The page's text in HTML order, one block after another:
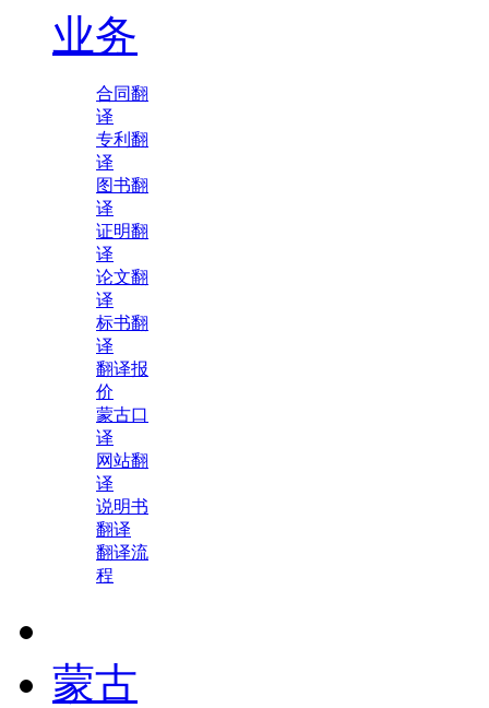
业务
合同翻
译
专利翻
译
图书翻
译
证明翻
译
论文翻
译
标书翻
译
翻译报
价
蒙古口
译
网站翻
译
说明书
翻译
翻译流
程
蒙古